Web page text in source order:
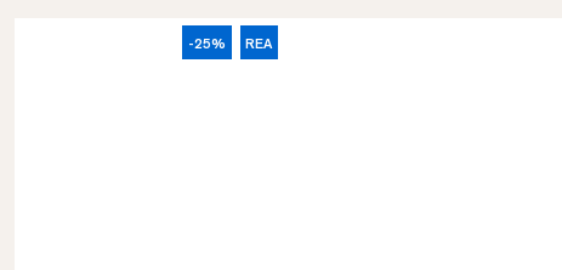
-25% REA